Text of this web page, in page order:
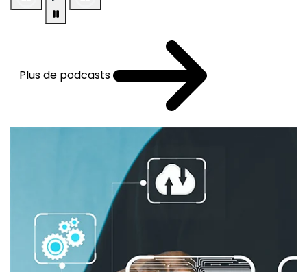
Plus de podcasts